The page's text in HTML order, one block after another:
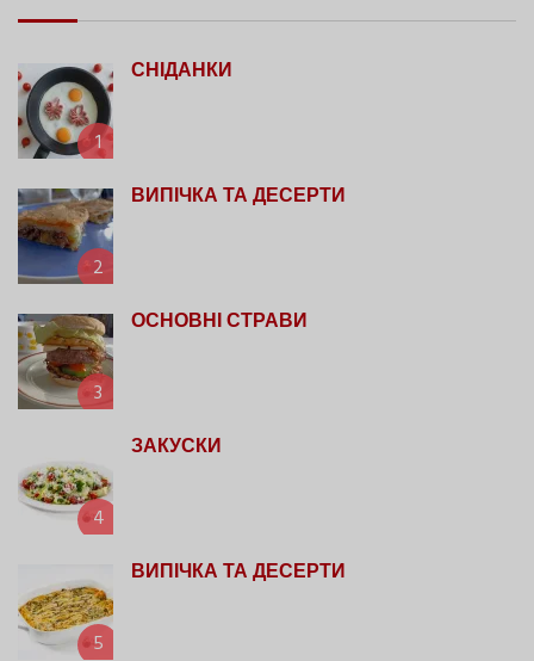
1
СНІДАНКИ
2
ВИПІЧКА ТА ДЕСЕРТИ
3
ОСНОВНІ СТРАВИ
4
ЗАКУСКИ
5
ВИПІЧКА ТА ДЕСЕРТИ